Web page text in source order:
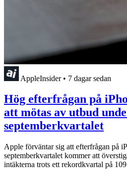
AppleInsider • 7 dagar sedan
Hög efterfrågan på
att mötas av utbud
septemberkvartalet
Apple förväntar sig att efterfrågan på
septemberkvartalet kommer att
intäkterna trots ett rekordkvartal på